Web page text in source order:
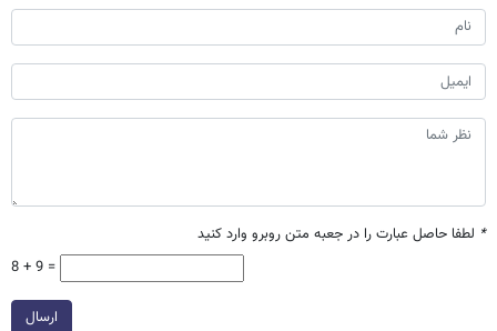
* لطفا حاصل عبارت را در جعبه متن روبرو وارد کنید
8 + 9 =
ارسال